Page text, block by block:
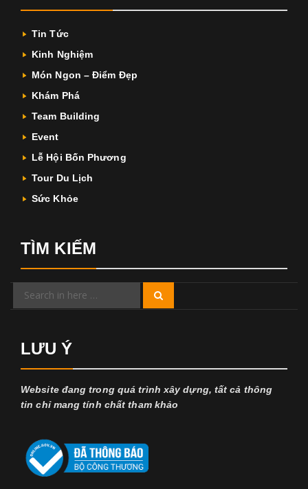
Tin Tức
Kinh Nghiệm
Món Ngon – Điểm Đẹp
Khám Phá
Team Building
Event
Lễ Hội Bốn Phương
Tour Du Lịch
Sức Khỏe
TÌM KIẾM
Search
LƯU Ý
Website đang trong quá trình xây dựng, tất cả thông
tin chỉ mang tính chất tham khảo